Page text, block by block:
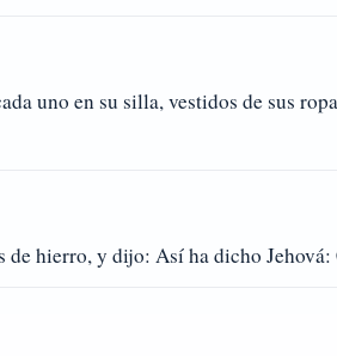
uno en su silla, vestidos de sus
hierro, y dijo: Así ha dicho